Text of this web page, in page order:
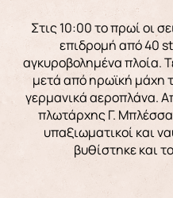
Στις 10:00 το πρωί οι
επιδρομή από 40
αγκυροβολημένα πλοία.
μετά από ηρωϊκή μάχη
γερμανικά αεροπλάνα.
πλωτάρχης Γ.
υπαξιωματικοί και
βυθίστηκε και